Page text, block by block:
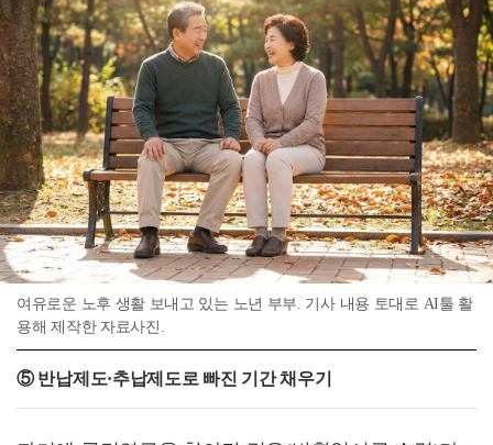
여유로운 노후 생활 보내고 있는 노년 부부. 기사 내용 토대로 AI툴 활
용해 제작한 자료사진.
⑤ 반납제도·추납제도로 빠진 기간 채우기